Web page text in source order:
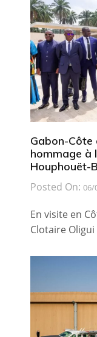
Gabon-Côte
hommage à
Houphouët-
Posted On: 06/
En visite en
Clotaire